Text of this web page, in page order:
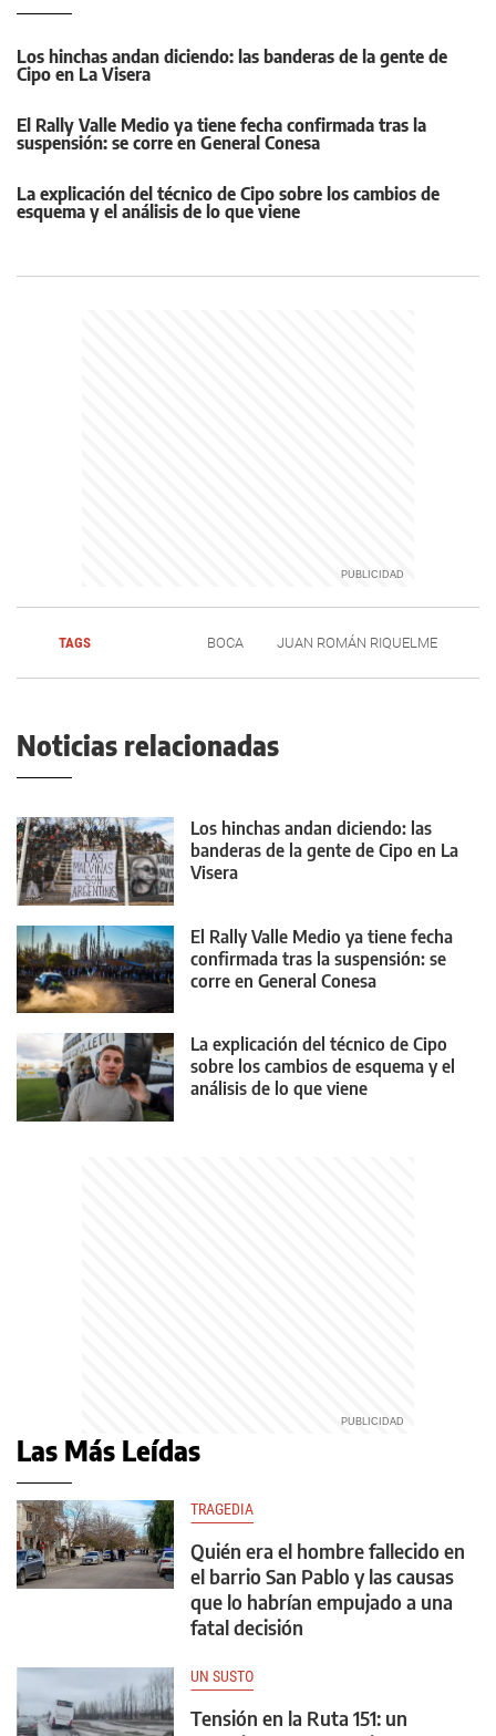
Los hinchas andan diciendo: las banderas de la gente de
Cipo en La Visera
El Rally Valle Medio ya tiene fecha confirmada tras la
suspensión: se corre en General Conesa
La explicación del técnico de Cipo sobre los cambios de
esquema y el análisis de lo que viene
TAGS BOCA JUAN ROMÁN RIQUELME
Noticias relacionadas
Los hinchas andan diciendo: las
banderas de la gente de Cipo en La
Visera
El Rally Valle Medio ya tiene fecha
confirmada tras la suspensión: se
corre en General Conesa
La explicación del técnico de Cipo
sobre los cambios de esquema y el
análisis de lo que viene
Las Más Leídas
TRAGEDIA
Quién era el hombre fallecido en
el barrio San Pablo y las causas
que lo habrían empujado a una
fatal decisión
UN SUSTO
Tensión en la Ruta 151: un